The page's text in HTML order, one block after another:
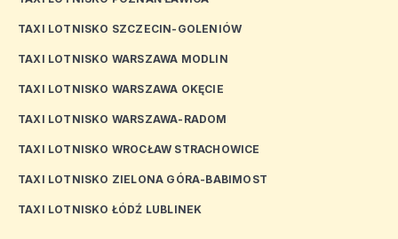
TAXI LOTNISKO SZCZECIN-GOLENIÓW
TAXI LOTNISKO WARSZAWA MODLIN
TAXI LOTNISKO WARSZAWA OKĘCIE
TAXI LOTNISKO WARSZAWA-RADOM
TAXI LOTNISKO WROCŁAW STRACHOWICE
TAXI LOTNISKO ZIELONA GÓRA-BABIMOST
TAXI LOTNISKO ŁÓDŹ LUBLINEK